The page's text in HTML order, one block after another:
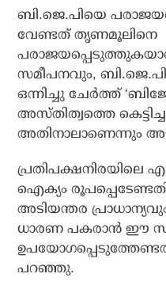
ബി.ജെ.പിയെ
വേണ്ടത് തൃണമൂലിനെ
സമീപനവും,
ഒന്നിച്ചു ചേര്‍ത്ത്
അസ്തിത്വത്തെ
അതിനാലാണെന്നും
പ്രതിപക്ഷനിരയിലെ
ഐക്യം
അടിയന്തര
ധാരണ പകരാന്‍ ഈ
പറഞ്ഞു.